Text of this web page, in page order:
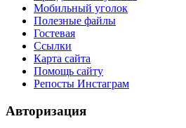
Мобильный уголок
Полезные файлы
Гостевая
Ссылки
Карта сайта
Помощь сайту
Репосты Инстаграм
Авторизация